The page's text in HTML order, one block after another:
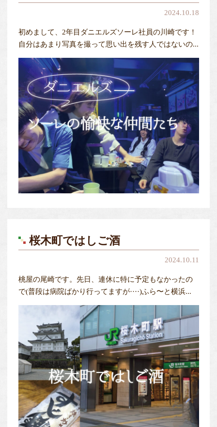
2024.10.18
初めまして、2年目ダニエルズソーレ社員の川崎です！
自分はあまり写真を撮って思い出を残す人ではないの...
桜木町ではしご酒
2024.10.11
桃屋の尾崎です。先日、連休に特に予定もなかったの
で(普段は病院ばかり行ってますが····)ふら〜と横浜...